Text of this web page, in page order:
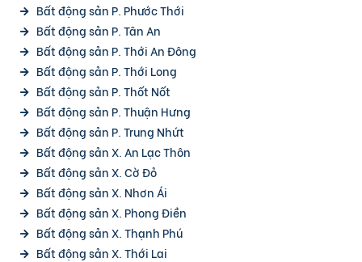
Bất động sản P. Phước Thới
Bất động sản P. Tân An
Bất động sản P. Thới An Đông
Bất động sản P. Thới Long
Bất động sản P. Thốt Nốt
Bất động sản P. Thuận Hưng
Bất động sản P. Trung Nhứt
Bất động sản X. An Lạc Thôn
Bất động sản X. Cờ Đỏ
Bất động sản X. Nhơn Ái
Bất động sản X. Phong Điền
Bất động sản X. Thạnh Phú
Bất động sản X. Thới Lai